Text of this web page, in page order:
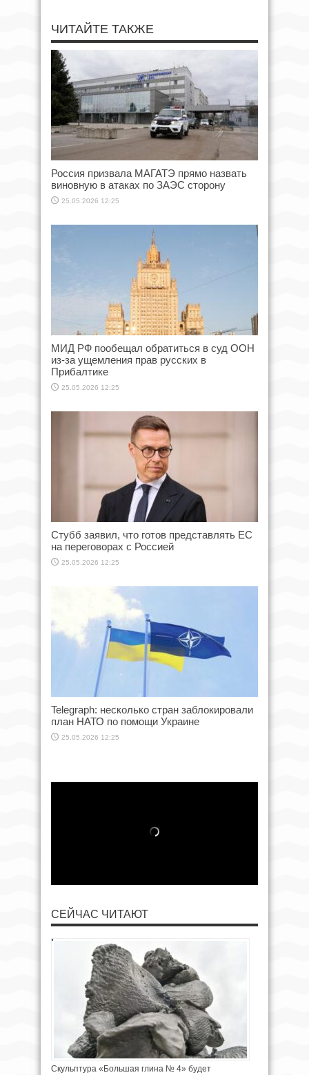
ЧИТАЙТЕ ТАКЖЕ
Россия призвала МАГАТЭ прямо назвать
виновную в атаках по ЗАЭС сторону
25.05.2026 12:25
МИД РФ пообещал обратиться в суд ООН
из-за ущемления прав русских в
Прибалтике
25.05.2026 12:25
Стубб заявил, что готов представлять ЕС
на переговорах с Россией
25.05.2026 12:25
Telegraph: несколько стран заблокировали
план НАТО по помощи Украине
25.05.2026 12:25
СЕЙЧАС ЧИТАЮТ
Скульптура «Большая глина № 4» будет